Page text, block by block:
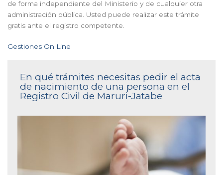
de forma independiente del Ministerio y de cualquier otra
administración pública. Usted puede realizar este trámite
gratis ante el registro competente.
Gestiones On Line
En qué trámites necesitas pedir el acta
de nacimiento de una persona en el
Registro Civil de Maruri-Jatabe